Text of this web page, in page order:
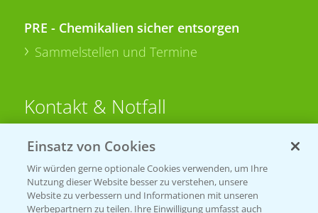
PRE - Chemikalien sicher entsorgen
Sammelstellen und Termine
Kontakt & Notfall
Beratung auf WhatsApp
T.+49 (0)174 346 564 1
KONTAKT
Einsatz von Cookies
Wir würden gerne optionale Cookies verwenden, um Ihre
Nutzung dieser Website besser zu verstehen, unsere
Website zu verbessern und Informationen mit unseren
Werbepartnern zu teilen. Ihre Einwilligung umfasst auch